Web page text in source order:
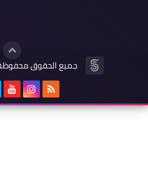
جميع الحقوق